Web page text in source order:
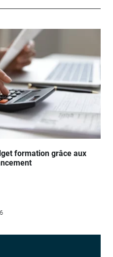
formation grâce aux